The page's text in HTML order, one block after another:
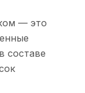
— это
составе